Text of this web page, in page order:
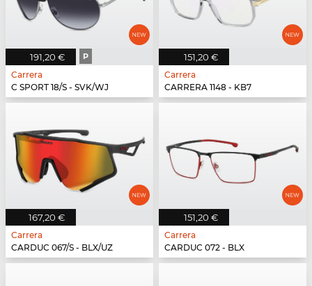
191,20 € P
Carrera
C SPORT 18/S - SVK/WJ
151,20 €
Carrera
CARRERA 1148 - KB7
167,20 €
Carrera
CARDUC 067/S - BLX/UZ
151,20 €
Carrera
CARDUC 072 - BLX